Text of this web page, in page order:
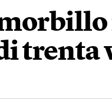
trenta